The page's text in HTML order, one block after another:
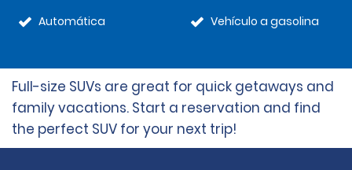
Automática
Vehículo a gasolina
Full-size SUVs are great for quick getaways and
family vacations. Start a reservation and find
the perfect SUV for your next trip!